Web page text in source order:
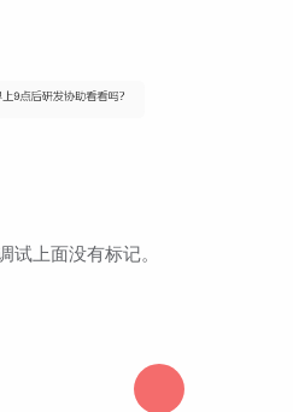
上面没有标记。